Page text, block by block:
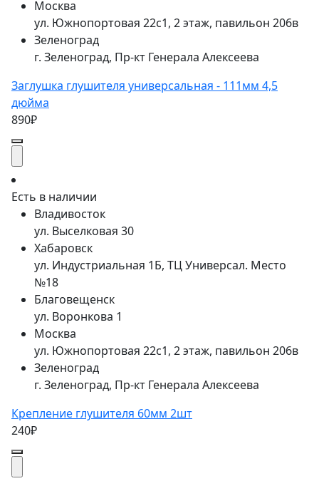
Москва
ул. Южнопортовая 22с1, 2 этаж, павильон 206в
Зеленоград
г. Зеленоград, Пр-кт Генерала Алексеева
Заглушка глушителя универсальная - 111мм 4,5
дюйма
890₽
Есть в наличии
Владивосток
ул. Выселковая 30
Хабаровск
ул. Индустриальная 1Б, ТЦ Универсал. Место
№18
Благовещенск
ул. Воронкова 1
Москва
ул. Южнопортовая 22с1, 2 этаж, павильон 206в
Зеленоград
г. Зеленоград, Пр-кт Генерала Алексеева
Крепление глушителя 60мм 2шт
240₽